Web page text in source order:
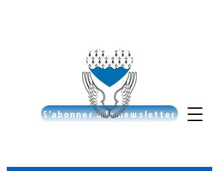
S'abonner à la newsletter